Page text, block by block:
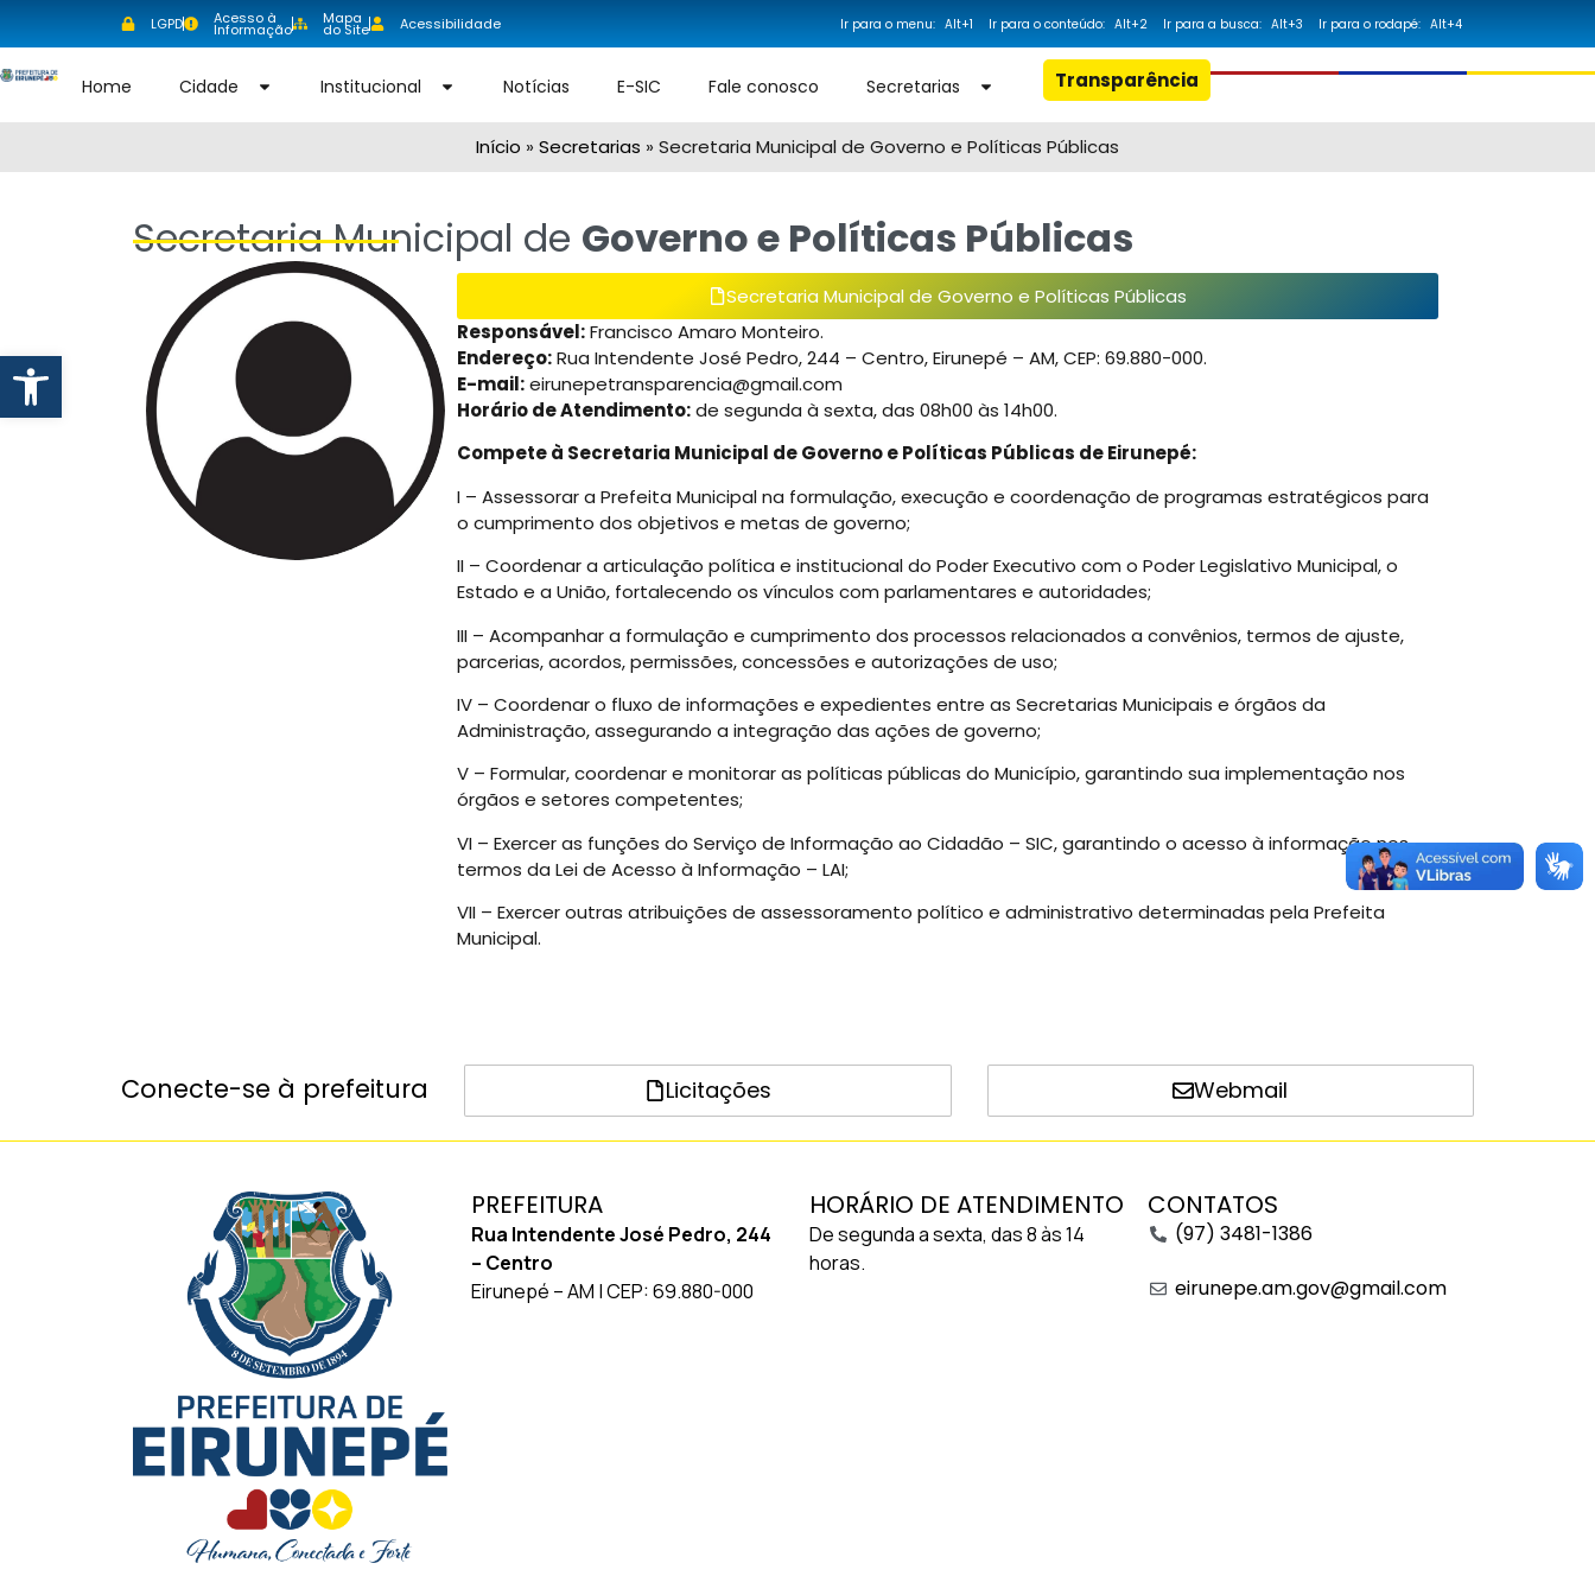
Abrir a barra de ferramentas
LGPD Acesso à
Informação
Mapa
do Site Acessibilidade Ir para o menu: Alt+1 Ir para o conteúdo: Alt+2 Ir para a busca: Alt+3 Ir para o rodapé: Alt+4
Home Cidade Institucional Notícias E-SIC Fale conosco Secretarias Buscar
Transparência
Início » Secretarias » Secretaria Municipal de Governo e Políticas Públicas
Secretaria Municipal de Governo e Políticas Públicas
Secretaria Municipal de Governo e Políticas Públicas
Responsável:Francisco Amaro Monteiro.
Endereço:Rua Intendente José Pedro, 244 – Centro, Eirunepé – AM, CEP: 69.880-000.
E-mail: eirunepetransparencia@gmail.com
Horário de Atendimento:de segunda à sexta, das 08h00 às 14h00.
Compete à Secretaria Municipal de Governo e Políticas Públicas de Eirunepé:
I – Assessorar a Prefeita Municipal na formulação, execução e coordenação de programas estratégicos para
o cumprimento dos objetivos e metas de governo;
II – Coordenar a articulação política e institucional do Poder Executivo com o Poder Legislativo Municipal, o
Estado e a União, fortalecendo os vínculos com parlamentares e autoridades;
III – Acompanhar a formulação e cumprimento dos processos relacionados a convênios, termos de ajuste,
parcerias, acordos, permissões, concessões e autorizações de uso;
IV – Coordenar o fluxo de informações e expedientes entre as Secretarias Municipais e órgãos da
Administração, assegurando a integração das ações de governo;
V – Formular, coordenar e monitorar as políticas públicas do Município, garantindo sua implementação nos
órgãos e setores competentes;
VI – Exercer as funções do Serviço de Informação ao Cidadão – SIC, garantindo o acesso à informação nos
termos da Lei de Acesso à Informação – LAI;
VII – Exercer outras atribuições de assessoramento político e administrativo determinadas pela Prefeita
Municipal.
Conecte-se à prefeitura Licitações Webmail
PREFEITURA
Rua Intendente José Pedro, 244
– Centro
Eirunepé – AM | CEP: 69.880-000
HORÁRIO DE ATENDIMENTO
De segunda a sexta, das 8 às 14
horas.
CONTATOS
(97) 3481-1386
eirunepe.am.gov@gmail.com